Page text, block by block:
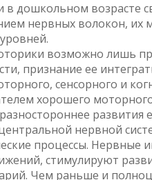
дошкольном возрасте
нервных волокон, их
возможно лишь
признание ее
сенсорного и
хорошего
развития
нервной
процессы.
стимулируют
Чем раньше и